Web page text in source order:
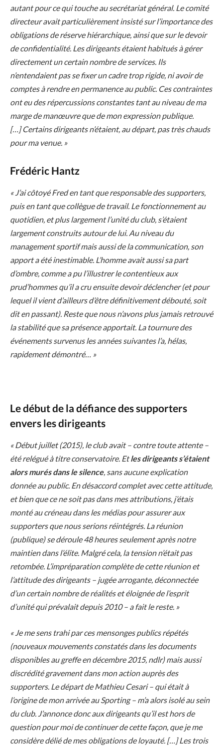
autant pour ce qui touche au secrétariat général. Le comité
directeur avait particulièrement insisté sur l’importance des
obligations de réserve hiérarchique, ainsi que sur le devoir
de confidentialité. Les dirigeants étaient habitués à gérer
directement un certain nombre de services. Ils
n’entendaient pas se fixer un cadre trop rigide, ni avoir de
comptes à rendre en permanence au public. Ces contraintes
ont eu des répercussions constantes tant au niveau de ma
marge de manœuvre que de mon expression publique.
[…] Certains dirigeants n’étaient, au départ, pas très chauds
pour ma venue. »
Frédéric Hantz
« J’ai côtoyé Fred en tant que responsable des supporters,
puis en tant que collègue de travail. Le fonctionnement au
quotidien, et plus largement l’unité du club, s’étaient
largement construits autour de lui. Au niveau du
management sportif mais aussi de la communication, son
apport a été inestimable. L’homme avait aussi sa part
d’ombre, comme a pu l’illustrer le contentieux aux
prud’hommes qu’il a cru ensuite devoir déclencher (et pour
lequel il vient d’ailleurs d’être définitivement débouté, soit
dit en passant). Reste que nous n’avons plus jamais retrouvé
la stabilité que sa présence apportait. La tournure des
événements survenus les années suivantes l’a, hélas,
rapidement démontré… »
Le début de la défiance des supporters
envers les dirigeants
« Début juillet (2015), le club avait – contre toute attente –
été relégué à titre conservatoire. Etles dirigeants s’étaient
alors murés dans le silence, sans aucune explication
donnée au public. En désaccord complet avec cette attitude,
et bien que ce ne soit pas dans mes attributions, j’étais
monté au créneau dans les médias pour assurer aux
supporters que nous serions réintégrés. La réunion
(publique) se déroule 48 heures seulement après notre
maintien dans l’élite. Malgré cela, la tension n’était pas
retombée. L’impréparation complète de cette réunion et
l’attitude des dirigeants – jugée arrogante, déconnectée
d’un certain nombre de réalités et éloignée de l’esprit
d’unité qui prévalait depuis 2010 – a fait le reste. »
« Je me sens trahi par ces mensonges publics répétés
(nouveaux mouvements constatés dans les documents
disponibles au greffe en décembre 2015, ndlr) mais aussi
discrédité gravement dans mon action auprès des
supporters. Le départ de Mathieu Cesari – qui était à
l’origine de mon arrivée au Sporting – m’a alors isolé au sein
du club. J’annonce donc aux dirigeants qu’il est hors de
question pour moi de continuer de cette façon, que je me
considère délié de mes obligations de loyauté. […] Les trois